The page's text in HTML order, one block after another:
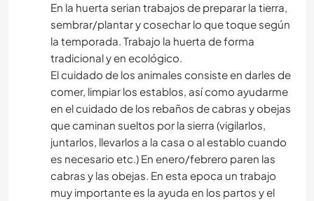
En la huerta serian trabajos de preparar la tierra,
sembrar/plantar y cosechar lo que toque según
la temporada. Trabajo la huerta de forma
tradicional y en ecológico.
El cuidado de los animales consiste en darles de
comer, limpiar los establos, así como ayudarme
en el cuidado de los rebaños de cabras y obejas
que caminan sueltos por la sierra (vigilarlos,
juntarlos, llevarlos a la casa o al establo cuando
es necesario etc.) En enero/febrero paren las
cabras y las obejas. En esta epoca un trabajo
muy importante es la ayuda en los partos y el